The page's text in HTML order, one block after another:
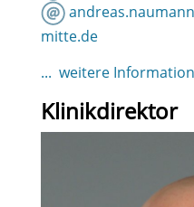
mitte.de
... weitere
Klinikdirektor